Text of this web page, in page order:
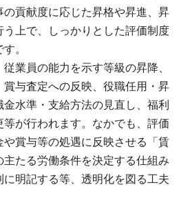
の貢献度に応じた昇格や昇進、昇
上で、しっかりとした評価制度
。
業員の能力を示す等級の昇降、
与査定への反映、役職任用・昇
水準・支給方法の見直し、福利
等が行われます。なかでも、評価
賞与等の処遇に反映させる「賃
たる労働条件を決定する仕組み
明記する等、透明化を図る工夫